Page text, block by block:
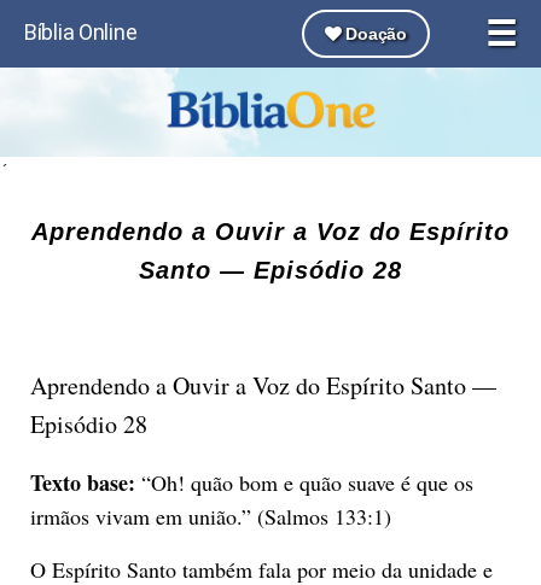
☰
Bíblia Online Doação
´
Aprendendo a Ouvir a Voz do Espírito
Santo — Episódio 28
Aprendendo a Ouvir a Voz do Espírito Santo —
Episódio 28
Texto base: “Oh! quão bom e quão suave é que os
irmãos vivam em união.” (Salmos 133:1)
O Espírito Santo também fala por meio da unidade e